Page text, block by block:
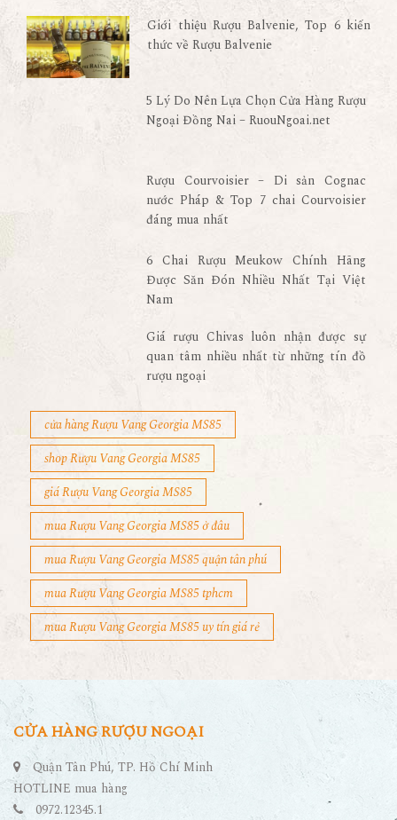
Giới thiệu Rượu Balvenie, Top 6 kiến
thức về Rượu Balvenie
5 Lý Do Nên Lựa Chọn Cửa Hàng Rượu
Ngoại Đồng Nai – RuouNgoai.net
Rượu Courvoisier – Di sản Cognac
nước Pháp & Top 7 chai Courvoisier
đáng mua nhất
6 Chai Rượu Meukow Chính Hãng
Được Săn Đón Nhiều Nhất Tại Việt
Nam
Giá rượu Chivas luôn nhận được sự
quan tâm nhiều nhất từ những tín đồ
rượu ngoại
cửa hàng Rượu Vang Georgia MS85
shop Rượu Vang Georgia MS85
giá Rượu Vang Georgia MS85
mua Rượu Vang Georgia MS85 ở đâu
mua Rượu Vang Georgia MS85 quận tân phú
mua Rượu Vang Georgia MS85 tphcm
mua Rượu Vang Georgia MS85 uy tín giá rẻ
CỬA HÀNG RƯỢU NGOẠI
Quận Tân Phú, TP. Hồ Chí Minh
HOTLINE mua hàng
0972.12345.1